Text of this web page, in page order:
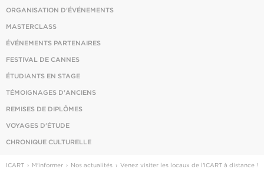
ORGANISATION D'ÉVÉNEMENTS
MASTERCLASS
ÉVÉNEMENTS PARTENAIRES
FESTIVAL DE CANNES
ÉTUDIANTS EN STAGE
TÉMOIGNAGES D'ANCIENS
REMISES DE DIPLÔMES
VOYAGES D'ÉTUDE
CHRONIQUE CULTURELLE
ICART M'informer Nos actualités Venez visiter les locaux de l'ICART à distance !